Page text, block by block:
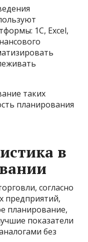
1С, Excel,
таких
планирования
в
согласно
предприятий,
планирование,
показатели
без